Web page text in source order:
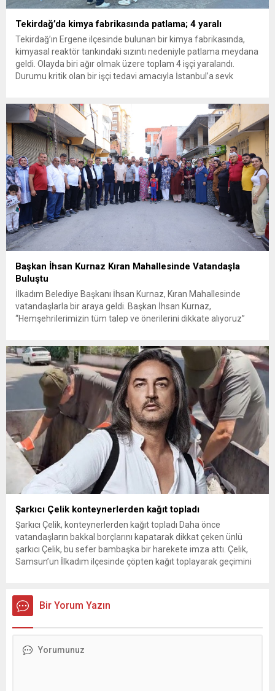
Tekirdağ’da kimya fabrikasında patlama; 4 yaralı
Tekirdağ’ın Ergene ilçesinde bulunan bir kimya fabrikasında,
kimyasal reaktör tankındaki sızıntı nedeniyle patlama meydana
geldi. Olayda biri ağır olmak üzere toplam 4 işçi yaralandı.
Durumu kritik olan bir işçi tedavi amacıyla İstanbul’a sevk
ilçesine...
Başkan İhsan Kurnaz Kıran Mahallesinde Vatandaşla
Buluştu
İlkadım Belediye Başkanı İhsan Kurnaz, Kıran Mahallesinde
vatandaşlarla bir araya geldi. Başkan İhsan Kurnaz,
“Hemşehrilerimizin tüm talep ve önerilerini dikkate alıyoruz”
sohbet eden, onların talep ve önerileri dinleyen Başkan İhsan
Kurnaz, gelen taleplerin çözümü için...
Şarkıcı Çelik konteynerlerden kağıt topladı
Şarkıcı Çelik, konteynerlerden kağıt topladı Daha önce
vatandaşların bakkal borçlarını kapatarak dikkat çeken ünlü
şarkıcı Çelik, bu sefer bambaşka bir harekete imza attı. Çelik,
Samsun’un İlkadım ilçesinde çöpten kağıt toplayarak geçimini
İlkadım ilçesinde çöpten kağıt toplayarak...
Bir Yorum Yazın